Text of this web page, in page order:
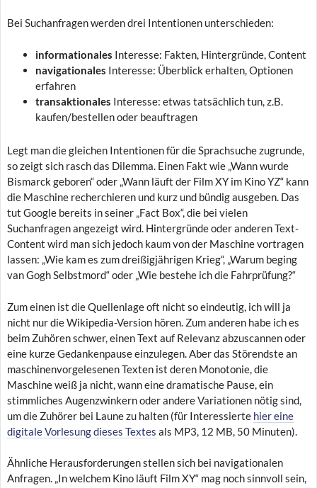
Bei Suchanfragen werden drei Intentionen unterschieden:
informationales Interesse: Fakten, Hintergründe, Content
navigationales Interesse: Überblick erhalten, Optionen
erfahren
transaktionales Interesse: etwas tatsächlich tun, z.B.
kaufen/bestellen oder beauftragen
Legt man die gleichen Intentionen für die Sprachsuche zugrunde,
so zeigt sich rasch das Dilemma. Einen Fakt wie „Wann wurde
Bismarck geboren“ oder „Wann läuft der Film XY im Kino YZ“ kann
die Maschine recherchieren und kurz und bündig ausgeben. Das
tut Google bereits in seiner „Fact Box“, die bei vielen
Suchanfragen angezeigt wird. Hintergründe oder anderen Text-
Content wird man sich jedoch kaum von der Maschine vortragen
lassen: „Wie kam es zum dreißigjährigen Krieg“, „Warum beging
van Gogh Selbstmord“ oder „Wie bestehe ich die Fahrprüfung?“
Zum einen ist die Quellenlage oft nicht so eindeutig, ich will ja
nicht nur die Wikipedia-Version hören. Zum anderen habe ich es
beim Zuhören schwer, einen Text auf Relevanz abzuscannen oder
eine kurze Gedankenpause einzulegen. Aber das Störendste an
maschinenvorgelesenen Texten ist deren Monotonie, die
Maschine weiß ja nicht, wann eine dramatische Pause, ein
stimmliches Augenzwinkern oder andere Variationen nötig sind,
um die Zuhörer bei Laune zu halten (für Interessierte hier eine
digitale Vorlesung dieses Textes als MP3, 12 MB, 50 Minuten).
Ähnliche Herausforderungen stellen sich bei navigationalen
Anfragen. „In welchem Kino läuft Film XY“ mag noch sinnvoll sein,